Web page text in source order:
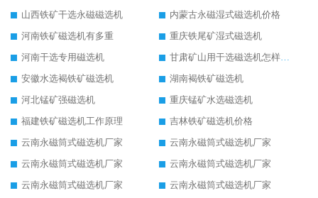
山西铁矿干选永磁磁选机
内蒙古永磁湿式磁选机价格
河南铁矿磁选机有多重
重庆铁尾矿湿式磁选机
河南干选专用磁选机
甘肃矿山用干选磁选机怎样调磁
安徽水选褐铁矿磁选机
湖南褐铁矿磁选机
河北锰矿强磁选机
重庆锰矿水选磁选机
福建铁矿磁选机工作原理
吉林铁矿磁选机价格
云南永磁筒式磁选机厂家
云南永磁筒式磁选机厂家
云南永磁筒式磁选机厂家
云南永磁筒式磁选机厂家
云南永磁筒式磁选机厂家
云南永磁筒式磁选机厂家